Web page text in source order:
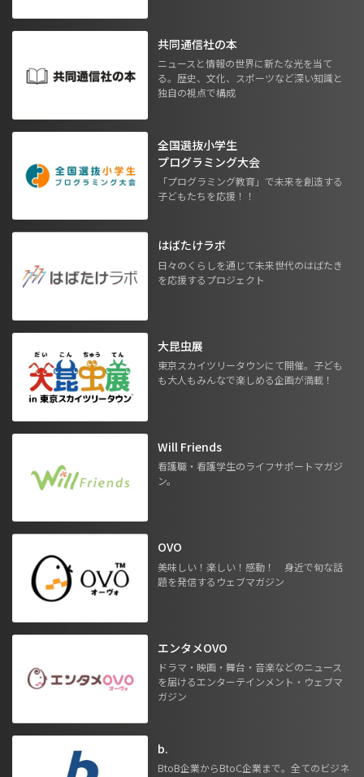
共同通信社の本
ニュースと情報の世界に新たな光を当て
る。歴史、文化、スポーツなど深い知識と
独自の視点で構成
全国選抜小学生
プログラミング大会
「プログラミング教育」で未来を創造する
子どもたちを応援！！
はばたけラボ
日々のくらしを通じて未来世代のはばたき
を応援するプロジェクト
大昆虫展
東京スカイツリータウンにて開催。子ども
も大人もみんなで楽しめる企画が満載！
Will Friends
看護職・看護学生のライフサポートマガジ
ン。
OVO
美味しい！楽しい！感動！ 身近で旬な話
題を発信するウェブマガジン
エンタメOVO
ドラマ・映画・舞台・音楽などのニュース
を届けるエンターテインメント・ウェブマ
ガジン
b.
BtoB企業からBtoC企業まで。全てのビジネ